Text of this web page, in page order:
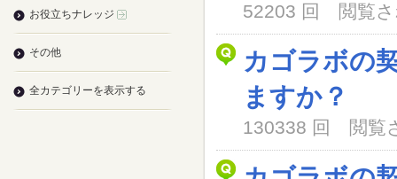
52203 回 閲覧
カゴラボの
ますか？
130338 回 閲覧
お役立ちナレッジ
その他
全カテゴリーを表示する